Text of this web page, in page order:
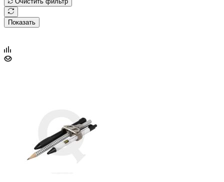
Показать